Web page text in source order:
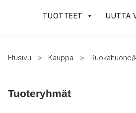
TUOTTEET UUTTA
Etusivu > Kauppa > Ruokahuone/
Tuoteryhmät